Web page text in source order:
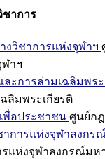
าการ
วิชาการแห่งจุฬาฯ
าฯ
ะการล่ามเฉลิมพระ
ลิมพระเกียรติ
พื่อประชาชน ศูนย์ก
าการแห่งจุฬาลงกร
รแห่งจุฬาลงกรณ์มห